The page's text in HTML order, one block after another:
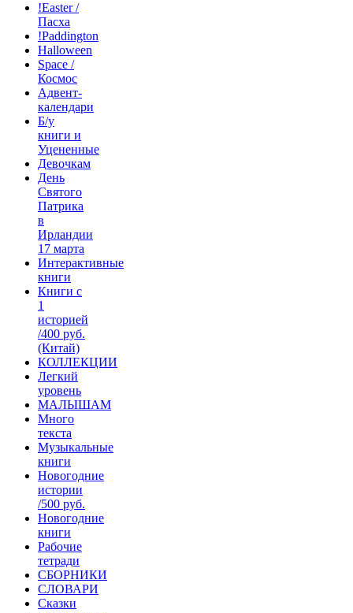
!Easter /
Пасха
!Paddington
Halloween
Space /
Космос
Адвент-
календари
Б/у
книги и
Уцененные
Девочкам
День
Святого
Патрика
в
Ирландии
17 марта
Интерактивные
книги
Книги с
1
историей
/400 руб.
(Китай)
КОЛЛЕКЦИИ
Легкий
уровень
МАЛЫШАМ
Много
текста
Музыкальные
книги
Новогодние
истории
/500 руб.
Новогодние
книги
Рабочие
тетради
СБОРНИКИ
СЛОВАРИ
Сказки